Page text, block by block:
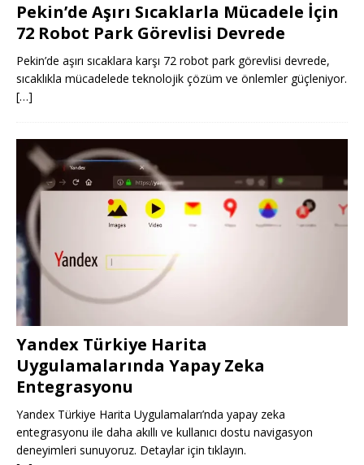
Pekin’de Aşırı Sıcaklarla Mücadele İçin
72 Robot Park Görevlisi Devrede
Pekin’de aşırı sıcaklara karşı 72 robot park görevlisi devrede,
sıcaklıkla mücadelede teknolojik çözüm ve önlemler güçleniyor.
[…]
Yandex Türkiye Harita
Uygulamalarında Yapay Zeka
Entegrasyonu
Yandex Türkiye Harita Uygulamaları’nda yapay zeka
entegrasyonu ile daha akıllı ve kullanıcı dostu navigasyon
deneyimleri sunuyoruz. Detaylar için tıklayın.